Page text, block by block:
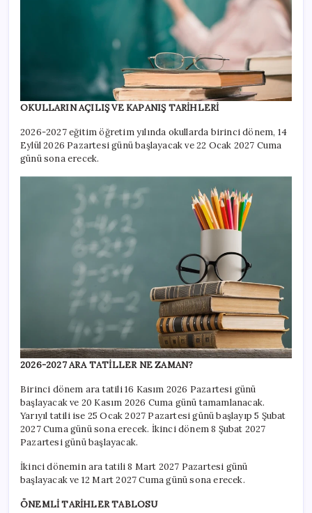
OKULLARIN AÇILIŞ VE KAPANIŞ TARİHLERİ
2026-2027 eğitim öğretim yılında okullarda birinci dönem, 14
Eylül 2026 Pazartesi günü başlayacak ve 22 Ocak 2027 Cuma
günü sona erecek.
2026-2027 ARA TATİLLER NE ZAMAN?
Birinci dönem ara tatili 16 Kasım 2026 Pazartesi günü
başlayacak ve 20 Kasım 2026 Cuma günü tamamlanacak.
Yarıyıl tatili ise 25 Ocak 2027 Pazartesi günü başlayıp 5 Şubat
2027 Cuma günü sona erecek. İkinci dönem 8 Şubat 2027
Pazartesi günü başlayacak.
İkinci dönemin ara tatili 8 Mart 2027 Pazartesi günü
başlayacak ve 12 Mart 2027 Cuma günü sona erecek.
ÖNEMLİ TARİHLER TABLOSU